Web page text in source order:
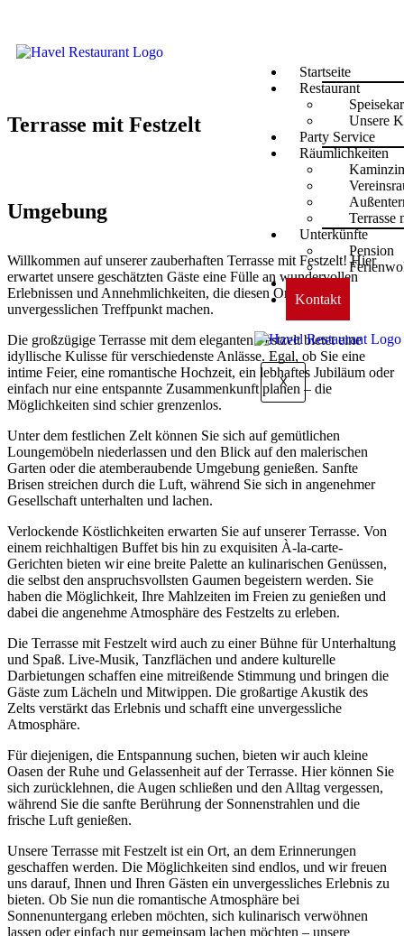
Startseite
Restaurant
Unsere
Party Service
Räumlichkeiten
Terrasse
Unterkünfte
Pension
Qualität
Kontakt
X
Terrasse mit Festzelt
Umgebung
Willkommen auf unserer zauberhaften Terrasse mit Festzelt! Hier
erwartet unsere geschätzten Gäste eine Fülle an wundervollen
Erlebnissen und Annehmlichkeiten, die diesen Ort zu einem
unvergesslichen Treffpunkt machen.
Die großzügige Terrasse mit dem eleganten Festzelt bietet eine
idyllische Kulisse für verschiedenste Anlässe. Egal, ob Sie eine
intime Feier, eine romantische Hochzeit, ein lebhaftes Jubiläum oder
einfach nur eine entspannte Zusammenkunft planen – die
Möglichkeiten sind schier grenzenlos.
Unter dem festlichen Zelt können Sie sich auf gemütlichen
Loungemöbeln niederlassen und den Blick auf den malerischen
Garten oder die atemberaubende Umgebung genießen. Sanfte
Brisen streichen durch die Luft, während Sie sich in angenehmer
Gesellschaft unterhalten und lachen.
Verlockende Köstlichkeiten erwarten Sie auf unserer Terrasse. Von
einem reichhaltigen Buffet bis hin zu exquisiten À-la-carte-
Gerichten bieten wir eine breite Palette an kulinarischen Genüssen,
die selbst den anspruchsvollsten Gaumen begeistern werden. Sie
haben die Möglichkeit, Ihre Mahlzeiten im Freien zu genießen und
dabei die angenehme Atmosphäre des Festzelts zu erleben.
Die Terrasse mit Festzelt wird auch zu einer Bühne für Unterhaltung
und Spaß. Live-Musik, Tanzflächen und andere kulturelle
Darbietungen schaffen eine mitreißende Stimmung und bringen die
Gäste zum Lächeln und Mitwippen. Die großartige Akustik des
Zelts verstärkt das Erlebnis und schafft eine unvergessliche
Atmosphäre.
Für diejenigen, die Entspannung suchen, bieten wir auch kleine
Oasen der Ruhe und Gelassenheit auf der Terrasse. Hier können Sie
sich zurücklehnen, die Augen schließen und den Alltag vergessen,
während Sie die sanfte Berührung der Sonnenstrahlen und die
frische Luft genießen.
Unsere Terrasse mit Festzelt ist ein Ort, an dem Erinnerungen
geschaffen werden. Die Möglichkeiten sind endlos, und wir freuen
uns darauf, Ihnen und Ihren Gästen ein unvergessliches Erlebnis zu
bieten. Ob Sie nun die romantische Atmosphäre bei
Sonnenuntergang erleben möchten, sich kulinarisch verwöhnen
lassen oder einfach nur gemeinsam lachen möchten – unsere